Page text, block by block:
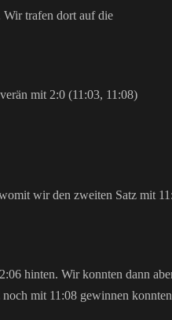
Wir trafen dort auf die
mit 2:0 (11:03, 11:08)
wir den zweiten Satz mit
hinten. Wir konnten dann
mit 11:08 gewinnen